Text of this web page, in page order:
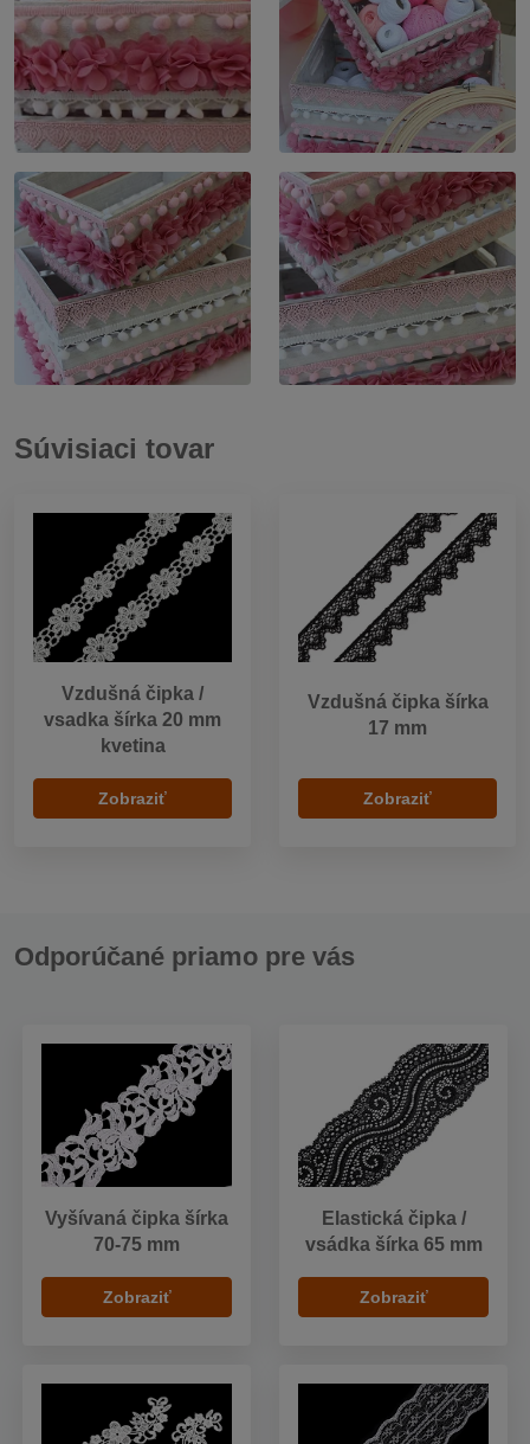
Súvisiaci tovar
Vzdušná čipka /
vsadka šírka 20 mm
kvetina
Zobraziť
Vzdušná čipka šírka
17 mm
Zobraziť
Odporúčané priamo pre vás
Vyšívaná čipka šírka
70-75 mm
Zobraziť
Elastická čipka /
vsádka šírka 65 mm
Zobraziť